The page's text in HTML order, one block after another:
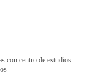
con centro de estudios.